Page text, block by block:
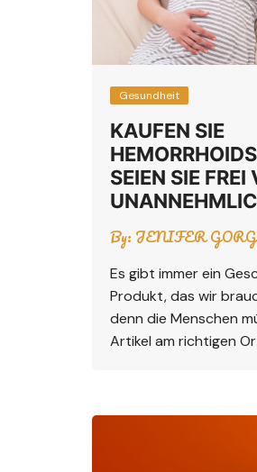
Gesundheit
KAUFEN SIE
SEIEN SIE FREI
By: JENIFER
Es gibt immer ein
Produkt, das wir
denn die Menschen
Artikel am richtigen